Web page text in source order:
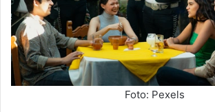
Foto: Pexels